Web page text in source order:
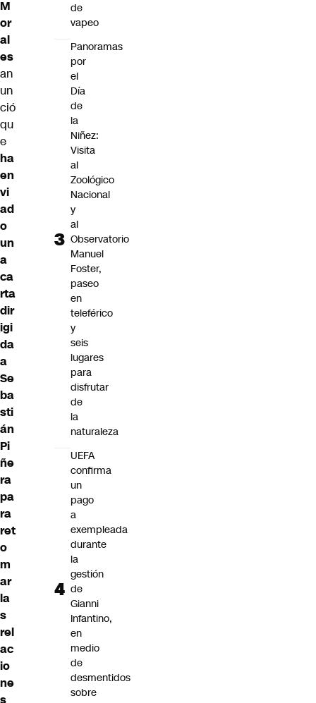
M
or
al
es
an
un
ció
qu
e
ha
en
vi
ad
o
un
a
ca
rta
dir
igi
da
a
Se
ba
sti
án
Pi
ñe
ra
pa
ra
ret
o
m
ar
la
s
rel
ac
io
ne
s
de
vapeo
Panoramas
por
el
Día
de
la
Niñez:
Visita
al
Zoológico
Nacional
y
al
Observatorio
Manuel
Foster,
paseo
en
teleférico
y
seis
lugares
para
disfrutar
de
la
naturaleza
UEFA
confirma
un
pago
a
exempleada
durante
la
gestión
de
Gianni
Infantino,
en
medio
de
desmentidos
sobre